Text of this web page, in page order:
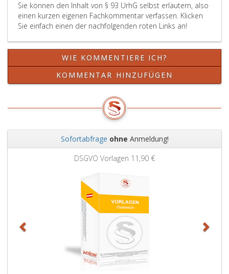
Sie können den Inhalt von § 93 UrhG selbst erläutern, also
einen kurzen eigenen Fachkommentar verfassen. Klicken
Sie einfach einen der nachfolgenden roten Links an!
WIE KOMMENTIERE ICH?
KOMMENTAR HINZUFÜGEN
Sofortabfrage ohne Anmeldung!
DSGVO Vorlagen 11,90 €